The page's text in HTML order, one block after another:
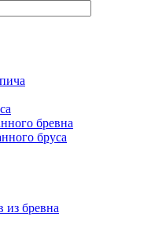
бревна
бруса
из бревна